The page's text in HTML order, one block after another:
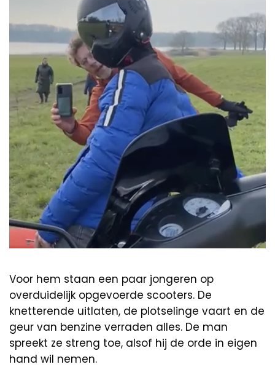
Voor hem staan een paar jongeren op
overduidelijk opgevoerde scooters. De
knetterende uitlaten, de plotselinge vaart en de
geur van benzine verraden alles. De man
spreekt ze streng toe, alsof hij de orde in eigen
hand wil nemen.